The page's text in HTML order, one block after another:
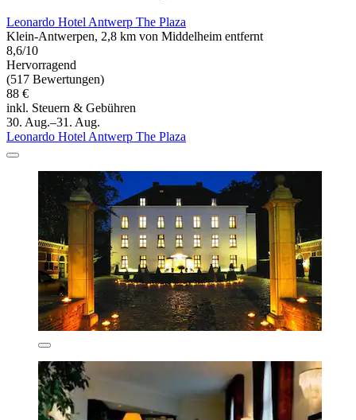
Leonardo Hotel Antwerp The Plaza
Klein-Antwerpen, 2,8 km von Middelheim entfernt
8,6/10
Hervorragend
(517 Bewertungen)
88 €
inkl. Steuern & Gebühren
30. Aug.–31. Aug.
Leonardo Hotel Antwerp The Plaza